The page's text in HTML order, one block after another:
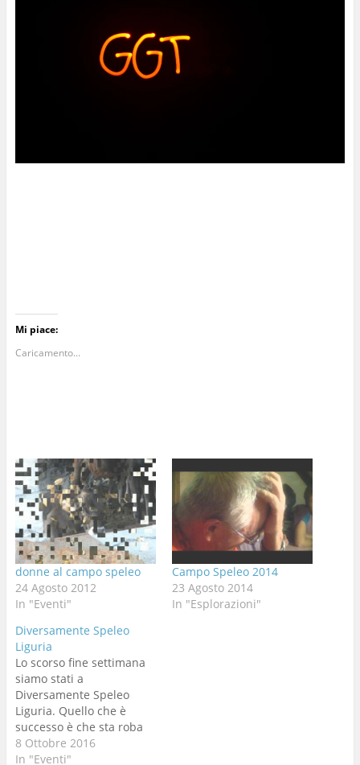
Mi piace:
Caricamento...
donne al campo speleo
24 Agosto 2012
In "Eventi"
Campo Speleo 2014
23 Agosto 2014
In "Esplorazioni"
Diversamente Speleo
Liguria
Lo scorso fine settimana
siamo stati a
Diversamente Speleo
Liguria. Quello che è
successo è che sta roba
di Diversamente Speleo
inizia ad avere qualche
8 Ottobre 2016
In "Eventi"